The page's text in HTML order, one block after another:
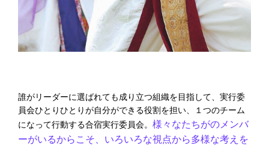
誰がリーダーに選ばれても成り立つ組織を目指して、実行委
員会ひとりひとりが自分ができる役割を担い、１つのチーム
になって行動する合宿実行委員会。 様々なたちがのメンバ
ーがいるからこそ、いろいろな視点から多様な考えを